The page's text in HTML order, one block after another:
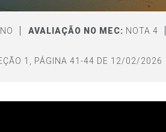
AVALIAÇÃO NO MEC: NOTA 4
1, PÁGINA 41-44 DE 12/02/2026